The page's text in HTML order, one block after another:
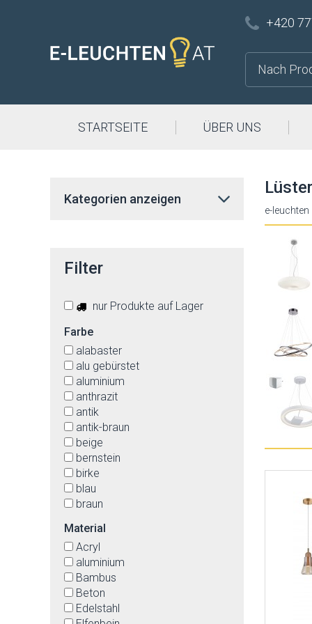
+420
STARTSEITE ÜBER UNS
Lüster
e-leuchten
Kategorien anzeigen
Filter
nur Produkte auf Lager
Farbe
alabaster
alu gebürstet
aluminium
anthrazit
antik
antik-braun
beige
bernstein
birke
blau
braun
buche
Cappuccino
cremefarben
eiche
gelb
gold
Material
Acryl
aluminium
Bambus
Beton
Edelstahl